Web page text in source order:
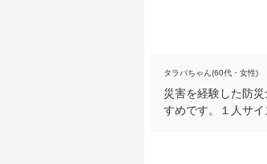
タラバちゃん(60代・女性)
災害を経験した防
すめです。１人サ